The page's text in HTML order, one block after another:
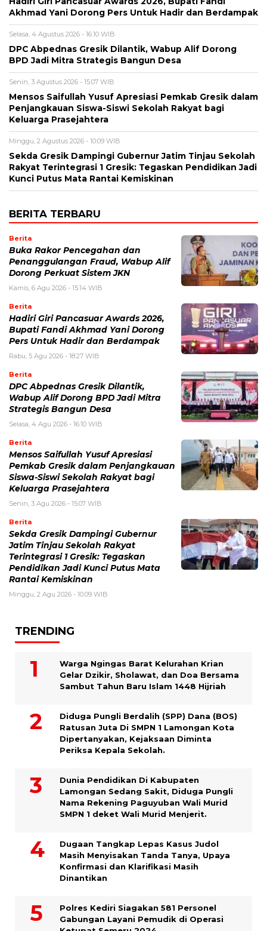
Akhmad Yani Dorong Pers Untuk Hadir dan Berdampak
Selasa, 4 Agustus 2026 - 16:10 WIB
DPC Abpednas Gresik Dilantik, Wabup Alif Dorong
BPD Jadi Mitra Strategis Bangun Desa
Senin, 3 Agustus 2026 - 15:07 WIB
Mensos Saifullah Yusuf Apresiasi Pemkab Gresik dalam
Penjangkauan Siswa-Siswi Sekolah Rakyat bagi
Keluarga Prasejahtera
Minggu, 2 Agustus 2026 - 10:09 WIB
Sekda Gresik Dampingi Gubernur Jatim Tinjau Sekolah
Rakyat Terintegrasi 1 Gresik: Tegaskan Pendidikan Jadi
Kunci Putus Mata Rantai Kemiskinan
BERITA TERBARU
Berita
Buka Rakor Pencegahan dan
Penanggulangan Fraud, Wabup Alif
Dorong Perkuat Sistem JKN
Kamis, 6 Agu 2026 - 15:14 WIB
Berita
Hadiri Giri Pancasuar Awards 2026,
Bupati Fandi Akhmad Yani Dorong
Pers Untuk Hadir dan Berdampak
Rabu, 5 Agu 2026 - 18:27 WIB
Berita
DPC Abpednas Gresik Dilantik,
Wabup Alif Dorong BPD Jadi Mitra
Strategis Bangun Desa
Selasa, 4 Agu 2026 - 16:10 WIB
Berita
Mensos Saifullah Yusuf Apresiasi
Pemkab Gresik dalam Penjangkauan
Siswa-Siswi Sekolah Rakyat bagi
Keluarga Prasejahtera
Senin, 3 Agu 2026 - 15:07 WIB
Berita
Sekda Gresik Dampingi Gubernur
Jatim Tinjau Sekolah Rakyat
Terintegrasi 1 Gresik: Tegaskan
Pendidikan Jadi Kunci Putus Mata
Rantai Kemiskinan
Minggu, 2 Agu 2026 - 10:09 WIB
TRENDING
Warga Ngingas Barat Kelurahan Krian
Gelar Dzikir, Sholawat, dan Doa Bersama
Sambut Tahun Baru Islam 1448 Hijriah
Diduga Pungli Berdalih (SPP) Dana (BOS)
Ratusan Juta Di SMPN 1 Lamongan Kota
Dipertanyakan, Kejaksaan Diminta
Periksa Kepala Sekolah.
Dunia Pendidikan Di Kabupaten
Lamongan Sedang Sakit, Diduga Pungli
Nama Rekening Paguyuban Wali Murid
SMPN 1 deket Wali Murid Menjerit.
Dugaan Tangkap Lepas Kasus Judol
Masih Menyisakan Tanda Tanya, Upaya
Konfirmasi dan Klarifikasi Masih
Dinantikan
Polres Kediri Siagakan 581 Personel
Gabungan Layani Pemudik di Operasi